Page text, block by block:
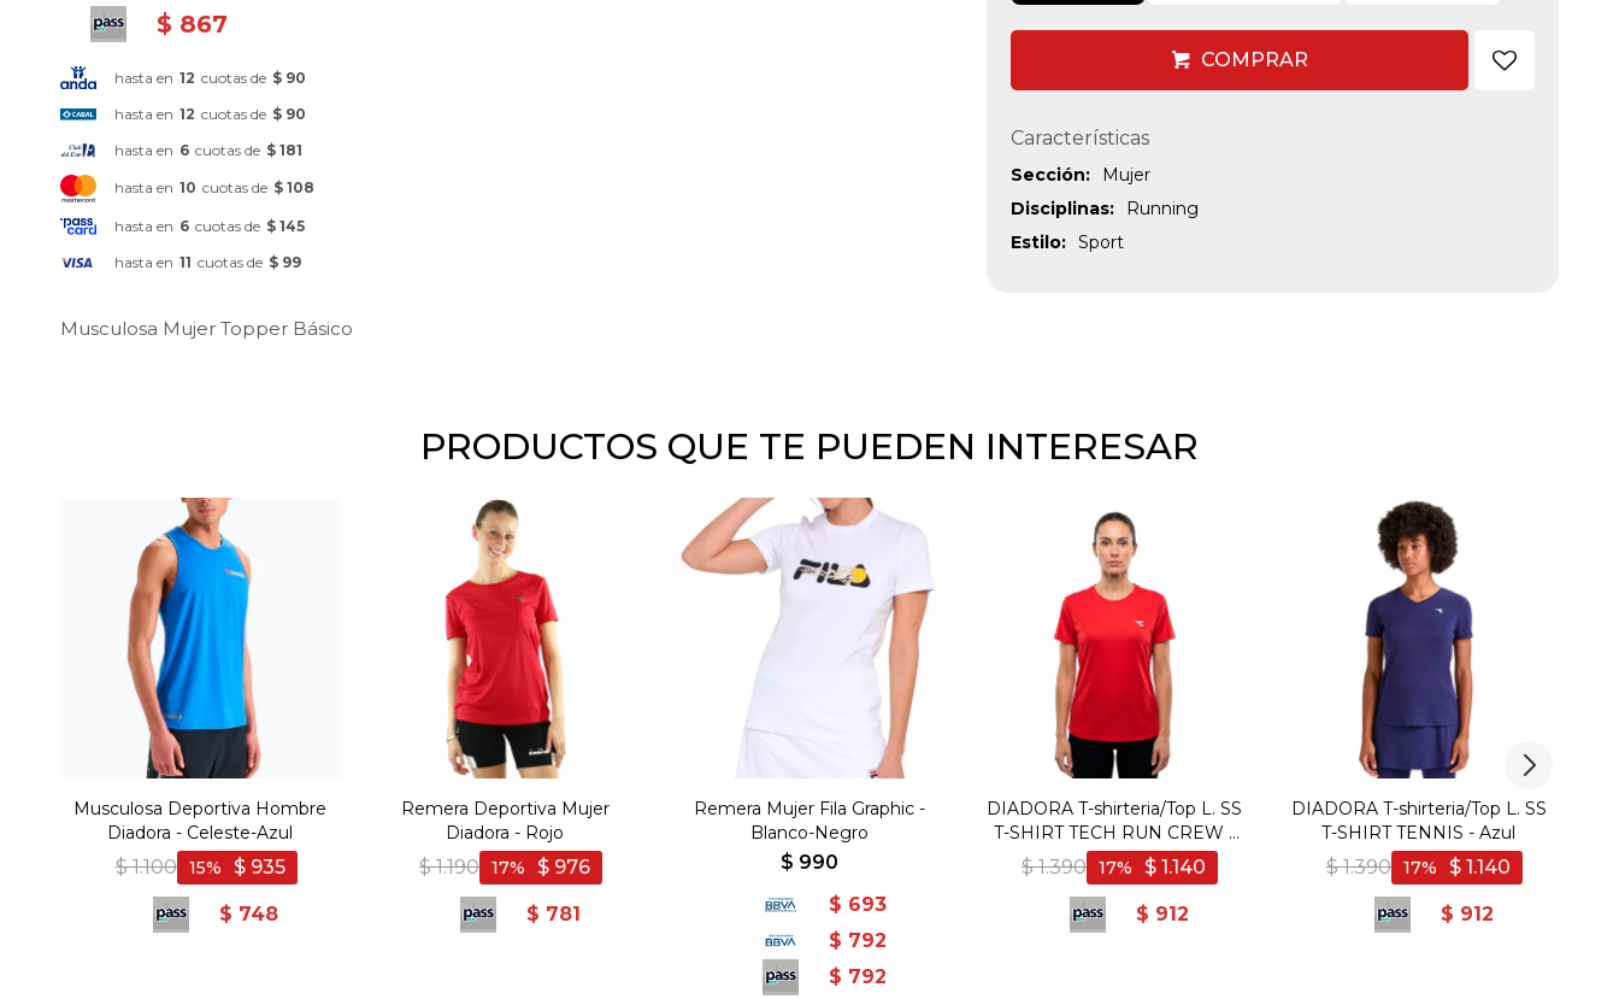
$ 867
hasta en 12 cuotas de $ 90
hasta en 12 cuotas de $ 90
hasta en 6 cuotas de $ 181
hasta en 10 cuotas de $ 108
hasta en 6 cuotas de $ 145
hasta en 11 cuotas de $ 99
Musculosa Mujer Topper Básico
COMPRAR
Características
Sección
Mujer
Disciplinas
Running
Estilo
Sport
PRODUCTOS QUE TE PUEDEN INTERESAR
Musculosa Deportiva Hombre
Diadora - Celeste-Azul
$ 1.100 $ 935
15
$ 748
Remera Deportiva Mujer
Diadora - Rojo
$ 1.190 $ 976
17
$ 781
Remera Mujer Fila Graphic -
Blanco-Negro
$ 990
$ 693
$ 792
$ 792
DIADORA T-shirteria/Top L. SS
T-SHIRT TECH RUN CREW -
Bordo
$ 1.390 $ 1.140
17
$ 912
DIADORA T-shirteria/Top L. SS
T-SHIRT TENNIS - Azul
$ 1.390 $ 1.140
17
$ 912